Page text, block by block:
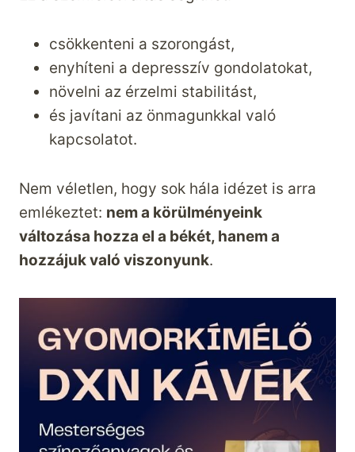
csökkenteni a szorongást,
enyhíteni a depresszív gondolatokat,
növelni az érzelmi stabilitást,
és javítani az önmagunkkal való
kapcsolatot.
Nem véletlen, hogy sok hála idézet is arra
emlékeztet: nem a körülményeink
változása hozza el a békét, hanem a
hozzájuk való viszonyunk.